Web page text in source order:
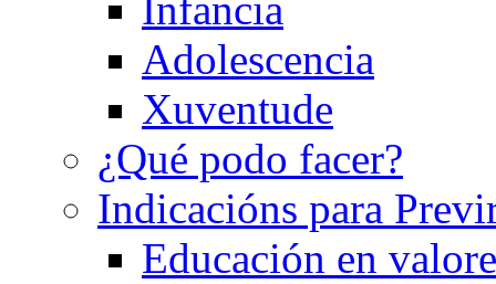
Infancia
Adolescencia
Xuventude
¿Qué podo facer?
Indicacións para
Educación en